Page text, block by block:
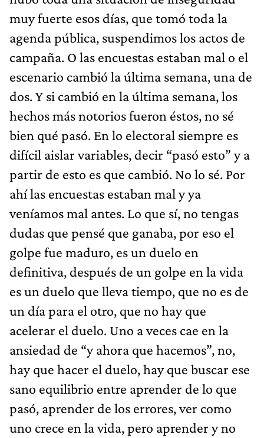
muy fuerte esos días, que tomó toda la
agenda pública, suspendimos los actos de
campaña. O las encuestas estaban mal o el
escenario cambió la última semana, una de
dos. Y si cambió en la última semana, los
hechos más notorios fueron éstos, no sé
bien qué pasó. En lo electoral siempre es
difícil aislar variables, decir “pasó esto” y a
partir de esto es que cambió. No lo sé. Por
ahí las encuestas estaban mal y ya
veníamos mal antes. Lo que sí, no tengas
dudas que pensé que ganaba, por eso el
golpe fue maduro, es un duelo en
definitiva, después de un golpe en la vida
es un duelo que lleva tiempo, que no es de
un día para el otro, que no hay que
acelerar el duelo. Uno a veces cae en la
ansiedad de “y ahora que hacemos”, no,
hay que hacer el duelo, hay que buscar ese
sano equilibrio entre aprender de lo que
pasó, aprender de los errores, ver como
uno crece en la vida, pero aprender y no